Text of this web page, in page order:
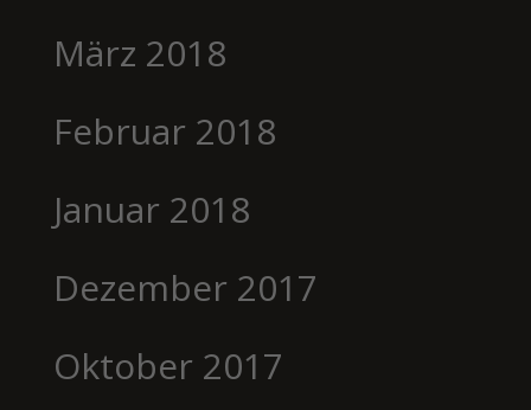
März 2018
Februar 2018
Januar 2018
Dezember 2017
Oktober 2017